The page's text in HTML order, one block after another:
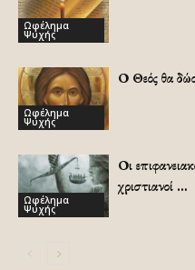
Ωφέλημα
Ψυχής
Ωφέλημα
Ψυχής
Ο Θεός θα
Ωφέλημα
Ψυχής
Οι
χριστιανοί …